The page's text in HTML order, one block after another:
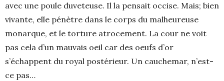
avec une poule duveteuse. Il la pensait occise. Mais; bien
vivante, elle pénètre dans le corps du malheureuse
monarque, et le torture atrocement. La cour ne voit
pas cela d’un mauvais oeil car des oeufs d’or
s’échappent du royal postérieur. Un cauchemar, n’est-
ce pas…